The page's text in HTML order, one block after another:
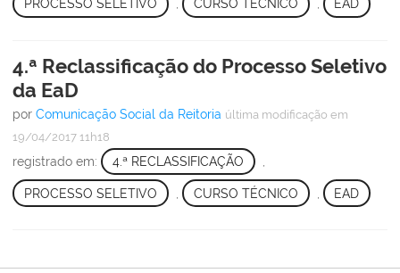
PROCESSO SELETIVO , CURSO TÉCNICO , EAD
4.ª Reclassificação do Processo Seletivo
da EaD
por Comunicação Social da Reitoria última modificação em
19/04/2017 11h18
registrado em: 4.ª RECLASSIFICAÇÃO
PROCESSO SELETIVO CURSO TÉCNICO EAD